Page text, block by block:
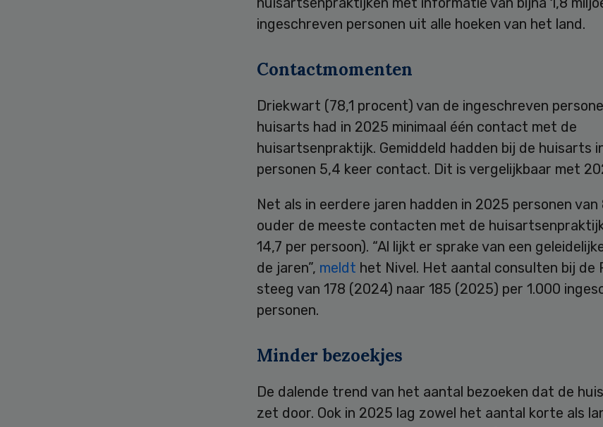
ingeschreven personen uit alle hoeken van het land.
Contactmomenten
Driekwart (78,1 procent) van de ingeschreven
huisarts had in 2025 minimaal één contact met de
huisartsenpraktijk. Gemiddeld hadden bij de huisarts
personen 5,4 keer contact. Dit is vergelijkbaar met
Net als in eerdere jaren hadden in 2025 personen van
ouder de meeste contacten met de
14,7 per persoon). “Al lijkt er sprake van een
de jaren”, meldt het Nivel. Het aantal consulten bij de
steeg van 178 (2024) naar 185 (2025) per 1.000
personen.
Minder bezoekjes
De dalende trend van het aantal bezoeken dat de
zet door. Ook in 2025 lag zowel het aantal korte als